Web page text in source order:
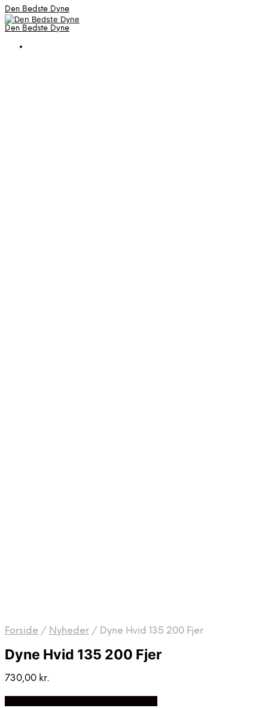
Den Bedste Dyne
Den Bedste Dyne
Forside / Nyheder / Dyne Hvid 135 200 Fjer
Dyne Hvid 135 200 Fjer
730,00 kr.